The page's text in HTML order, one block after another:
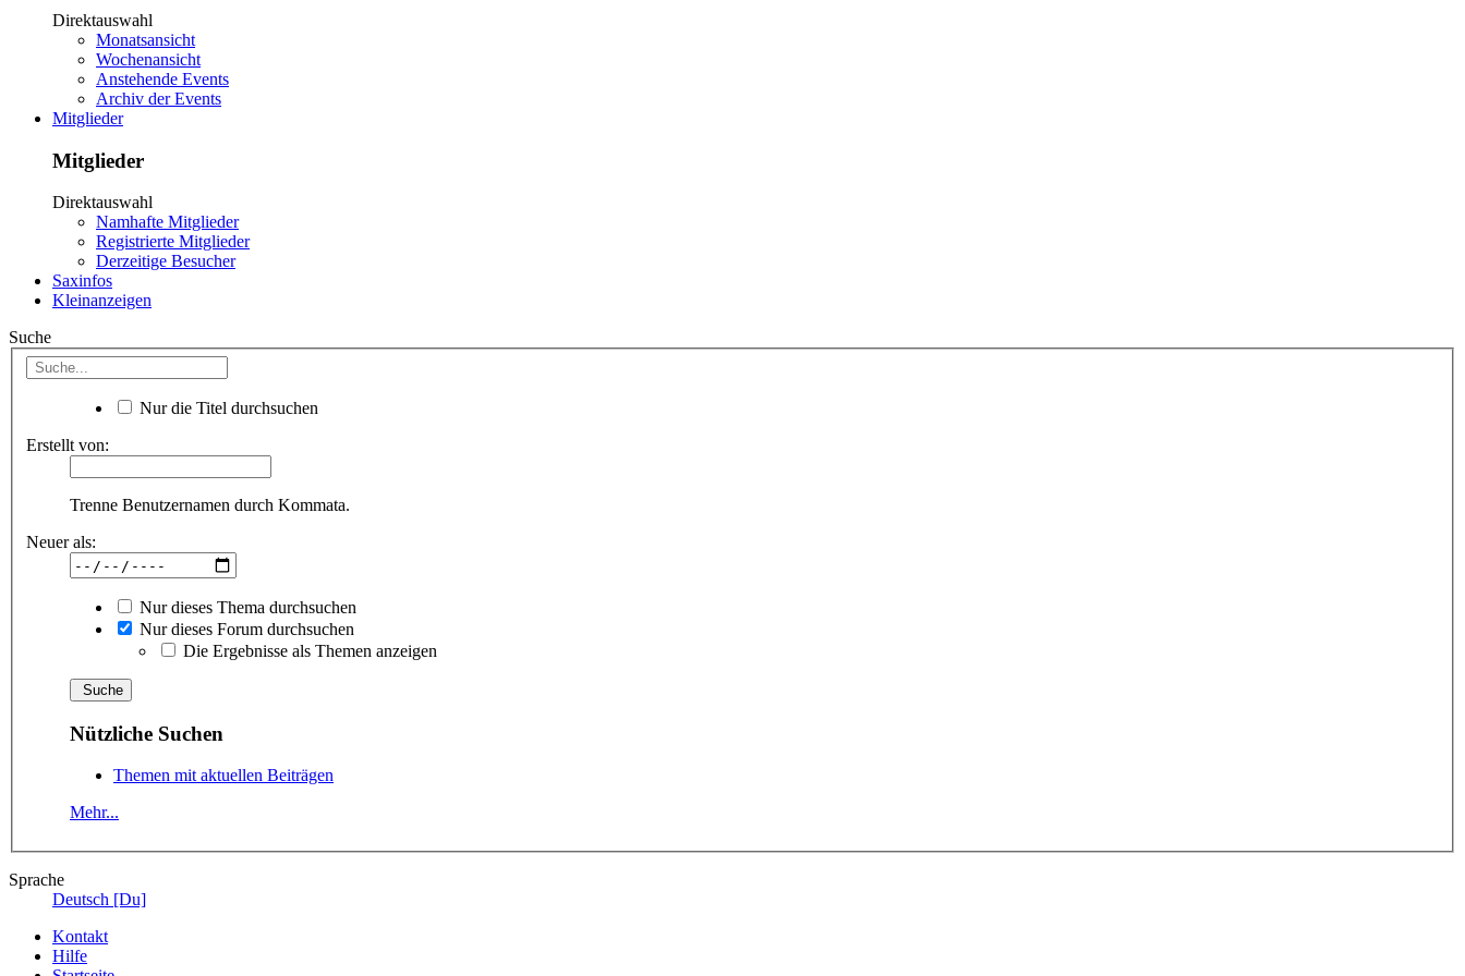
Direktauswahl
Monatsansicht
Wochenansicht
Anstehende Events
Archiv der Events
Mitglieder
Mitglieder
Direktauswahl
Namhafte Mitglieder
Registrierte Mitglieder
Derzeitige Besucher
Saxinfos
Kleinanzeigen
Suche
Nur die Titel durchsuchen
Erstellt von:
Trenne Benutzernamen durch Kommata.
Neuer als:
Nur dieses Thema durchsuchen
Nur dieses Forum durchsuchen
Die Ergebnisse als Themen anzeigen
Nützliche Suchen
Themen mit aktuellen Beiträgen
Mehr...
Sprache
Deutsch [Du]
Kontakt
Hilfe